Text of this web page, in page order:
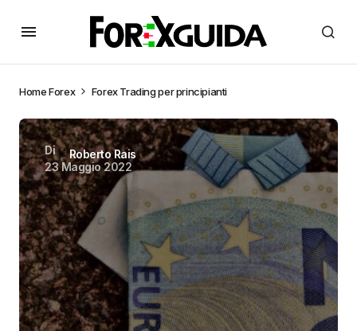
HomeForex Forex Trading per principianti
Di
Roberto Rais
23 Maggio 2022